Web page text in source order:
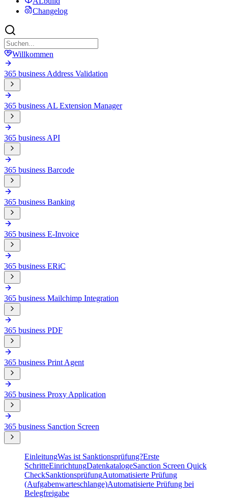
Changelog
Willkommen
365 business Address Validation
365 business AL Extension Manager
365 business API
365 business Barcode
365 business Banking
365 business E-Invoice
365 business ERiC
365 business Mailchimp Integration
365 business PDF
365 business Print Agent
365 business Proxy Application
365 business Sanction Screen
EinleitungWas ist Sanktionsprüfung?Erste
SchritteEinrichtungDatenkatalogeSanction Screen Quick
CheckSanktionsprüfungAutomatisierte Prüfung
(Aufgabenwarteschlange)Automatisierte Prüfung bei
Belegfreigabe